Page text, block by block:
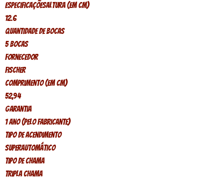
EspecificaçõesAltura (em Cm)
12.6
Quantidade de Bocas
5 Bocas
Fornecedor
Fischer
Comprimento (em Cm)
52,94
Garantia
1 Ano (pelo Fabricante)
Tipo de Acendimento
Superautomático
Tipo de Chama
Tripla Chama